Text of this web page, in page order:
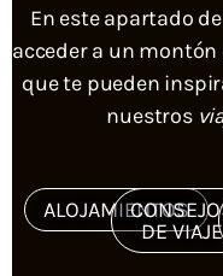
En este apartado
acceder a un
que te pueden
nuestros
ALOJAMIENTOS
DE VIAJE